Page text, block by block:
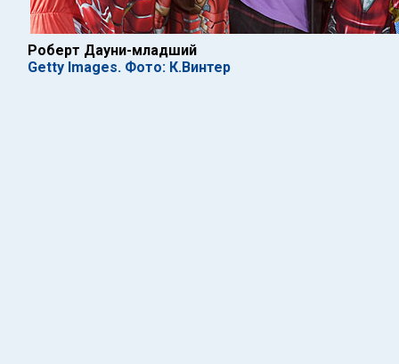
Роберт Дауни-младший
Getty Images. Фото: К.Винтер